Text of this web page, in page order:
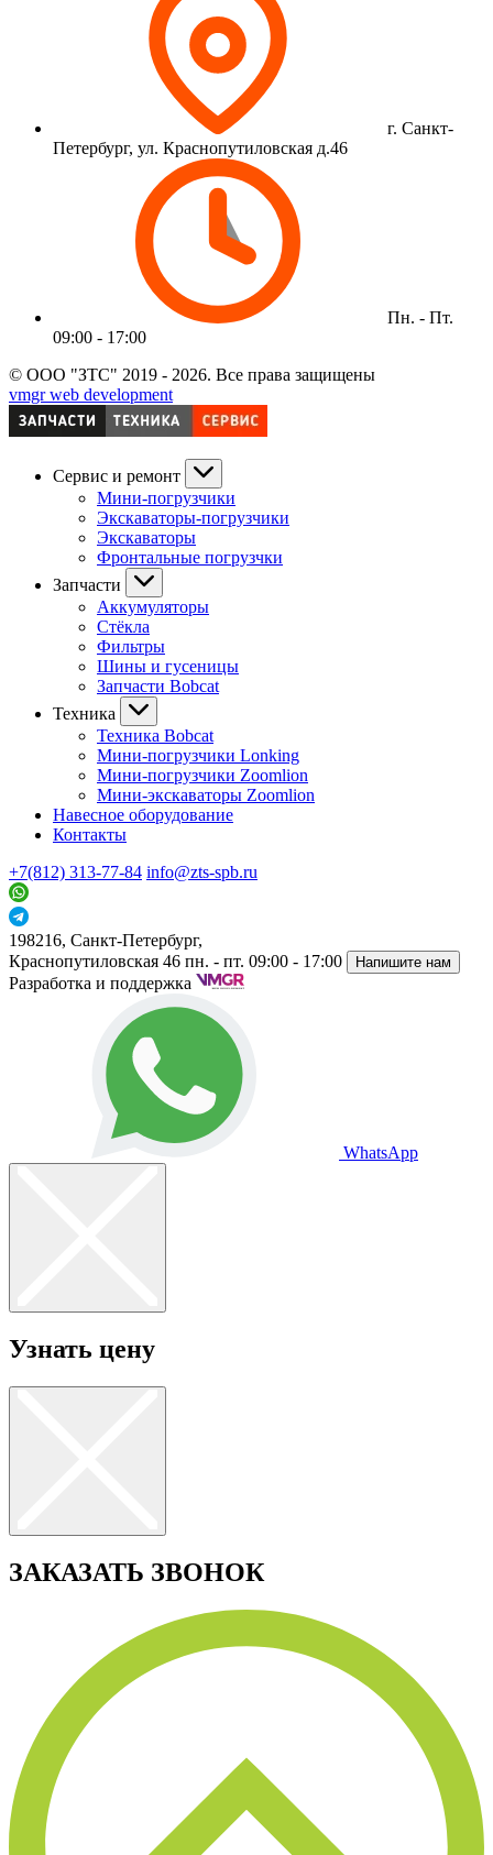
г. Санкт-
Петербург, ул. Краснопутиловская д.46
Пн. - Пт.
09:00 - 17:00
© ООО "ЗТС" 2019 - 2026. Все права защищены
vmgr web development
Сервис и ремонт
Мини-погрузчики
Экскаваторы-погрузчики
Экскаваторы
Фронтальные погрузчки
Запчасти
Аккумуляторы
Стёкла
Фильтры
Шины и гусеницы
Запчасти Bobcat
Техника
Техника Bobcat
Мини-погрузчики Lonking
Мини-погрузчики Zoomlion
Мини-экскаваторы Zoomlion
Навесное оборудование
Контакты
+7(812) 313-77-84 info@zts-spb.ru
198216, Санкт-Петербург,
Краснопутиловская 46 пн. - пт. 09:00 - 17:00 Напишите нам
Разработка и поддержка
WhatsApp
Узнать цену
ЗАКАЗАТЬ ЗВОНОК